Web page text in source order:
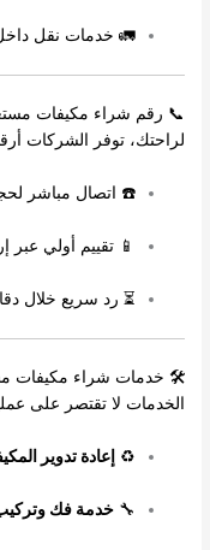
🚛 خدمات نقل داخل
📞 رقم شراء مكيفات
لراحتك، توفر الشركات
☎️ اتصال مباشر
📱 تقييم أولي
⏳ رد سريع خلال
🛠️ خدمات شراء مكيفات
الخدمات لا تقتصر على
♻️ إعادة تدوير
🔧خدمة فك